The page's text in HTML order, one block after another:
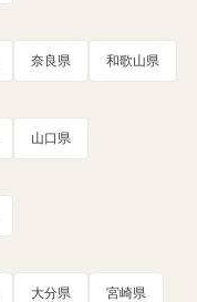
奈良県 和歌山県
山口県
大分県 宮崎県